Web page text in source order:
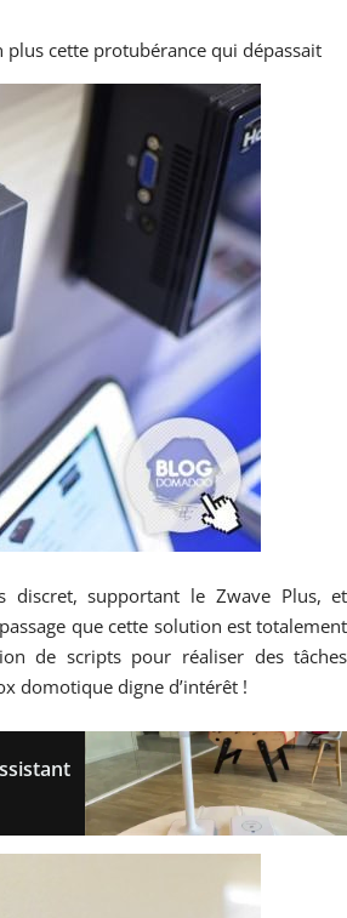
cette protubérance qui dépassait
discret, supportant le Zwave Plus, et
que cette solution est totalement
de scripts pour réaliser des tâches
domotique digne d’intérêt !